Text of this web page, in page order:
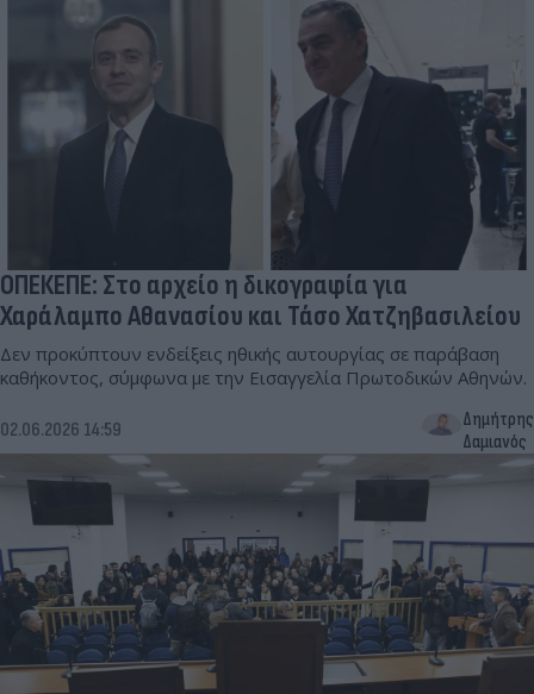
ΟΠΕΚΕΠΕ: Στο αρχείο η δικογραφία για
Χαράλαμπο Αθανασίου και Τάσο Χατζηβασιλείου
Δεν προκύπτουν ενδείξεις ηθικής αυτουργίας σε παράβαση
καθήκοντος, σύμφωνα με την Εισαγγελία Πρωτοδικών Αθηνών.
02.06.2026 14:59
Δημήτρης
Δαμιανός